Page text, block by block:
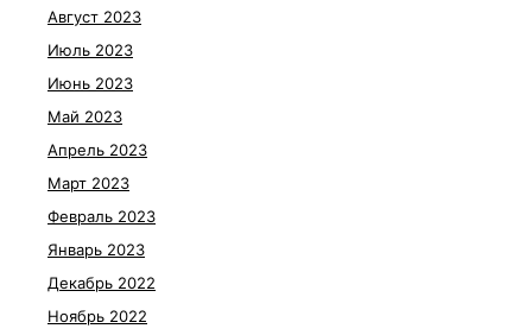
Август 2023
Июль 2023
Июнь 2023
Май 2023
Апрель 2023
Март 2023
Февраль 2023
Январь 2023
Декабрь 2022
Ноябрь 2022